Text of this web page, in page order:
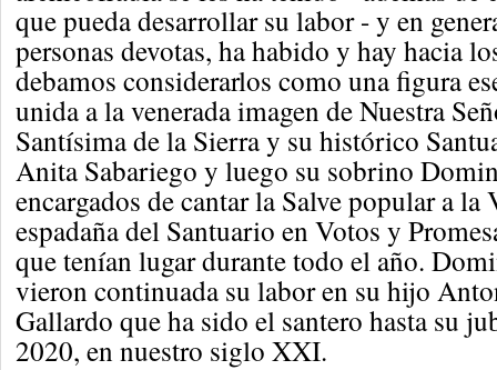
que pueda desarrollar su labor - y en
personas devotas, ha habido y hay hacia
debamos considerarlos como una figura
unida a la venerada imagen de Nuestra
Santísima de la Sierra y su histórico
Anita Sabariego y luego su sobrino
encargados de cantar la Salve popular a la
espadaña del Santuario en Votos y
que tenían lugar durante todo el año.
vieron continuada su labor en su hijo
Gallardo que ha sido el santero hasta su
2020, en nuestro siglo XXI.